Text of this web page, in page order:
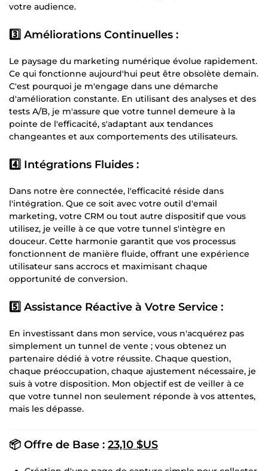
votre audience.
3️⃣ Améliorations Continuelles :
Le paysage du marketing numérique évolue rapidement.
Ce qui fonctionne aujourd'hui peut être obsolète demain.
C'est pourquoi je m'engage dans une démarche
d'amélioration constante. En utilisant des analyses et des
tests A/B, je m'assure que votre tunnel demeure à la
pointe de l'efficacité, s'adaptant aux tendances
changeantes et aux comportements des utilisateurs.
4️⃣ Intégrations Fluides :
Dans notre ère connectée, l'efficacité réside dans
l'intégration. Que ce soit avec votre outil d'email
marketing, votre CRM ou tout autre dispositif que vous
utilisez, je veille à ce que votre tunnel s'intègre en
douceur. Cette harmonie garantit que vos processus
fonctionnent de manière fluide, offrant une expérience
utilisateur sans accrocs et maximisant chaque
opportunité de conversion.
5️⃣ Assistance Réactive à Votre Service :
En investissant dans mon service, vous n'acquérez pas
simplement un tunnel de vente ; vous obtenez un
partenaire dédié à votre réussite. Chaque question,
chaque préoccupation, chaque ajustement nécessaire, je
suis à votre disposition. Mon objectif est de veiller à ce
que votre tunnel non seulement réponde à vos attentes,
mais les dépasse.
📦 Offre de Base : 23,10 $US